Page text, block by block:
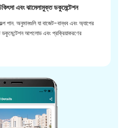
এবং ঝামেলামুক্ত ডকুমেন্টেশন
পান. অনুমানগুলি যা বাজেট-বান্ধব এবং অ্যাপের
আপলোড এবং প্রক্রিয়াকরণের